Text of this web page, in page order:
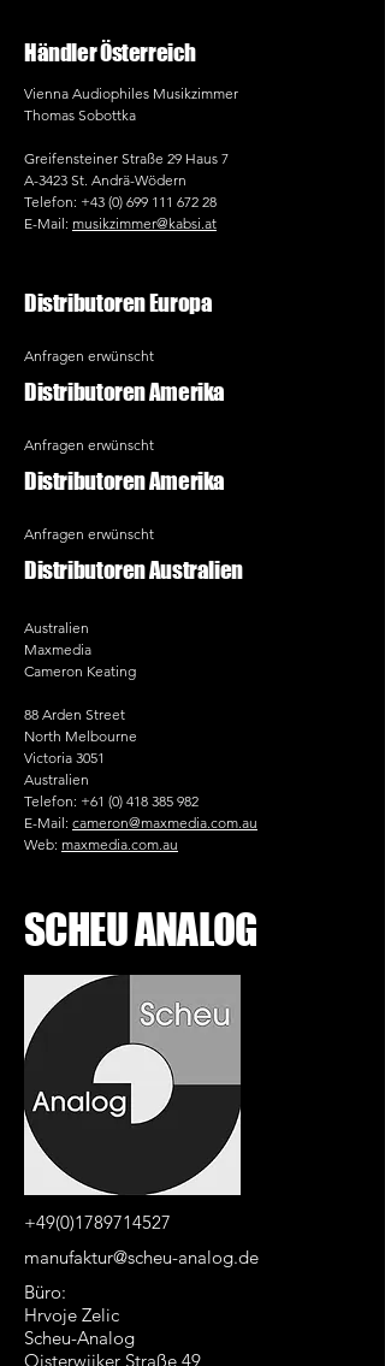
Händler Österreich
Vienna Audiophiles Musikzimmer
Thomas Sobottka
Greifensteiner Straße 29 Haus 7
A-3423 St. Andrä-Wödern
Telefon: +43 (0) 699 111 672 28
E-Mail: musikzimmer@kabsi.at
Distributoren Europa
Anfragen erwünscht
Distributoren Amerika
Anfragen erwünscht
Distributoren Amerika
Anfragen erwünscht
Distributoren Australien
Australien
Maxmedia
Cameron Keating
88 Arden Street
North Melbourne
Victoria 3051
Australien
Telefon: +61 (0) 418 385 982
E-Mail: cameron@maxmedia.com.au
Web: maxmedia.com.au
SCHEU ANALOG
+49(0)1789714527
manufaktur@scheu-analog.de
Büro:
Hrvoje Zelic
Scheu-Analog
Oisterwijker Straße 49